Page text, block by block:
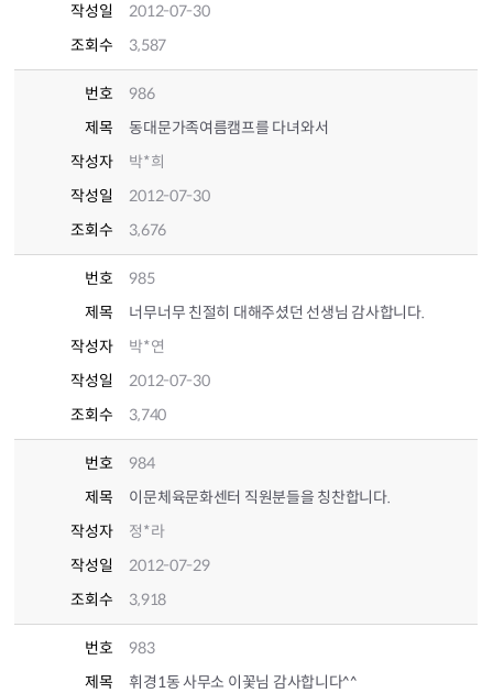
작성일
2012-07-30
조회수
3,587
번호
986
제목
동대문가족여름캠프를 다녀와서
작성자
박*희
작성일
2012-07-30
조회수
3,676
번호
985
제목
너무너무 친절히 대해주셨던 선생님 감사합니다.
작성자
박*연
작성일
2012-07-30
조회수
3,740
번호
984
제목
이문체육문화센터 직원분들을 칭찬합니다.
작성자
정*라
작성일
2012-07-29
조회수
3,918
번호
983
제목
휘경1동 사무소 이꽃님 감사합니다^^